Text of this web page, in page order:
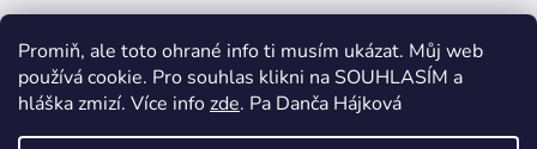
Promiň, ale toto ohrané info ti musím ukázat. Můj web
používá cookie. Pro souhlas klikni na SOUHLASÍM a
hláška zmizí. Více infozde. Pa Danča Hájková
Danča členství pro ženy
Zdravé recepty a články o hubnutí